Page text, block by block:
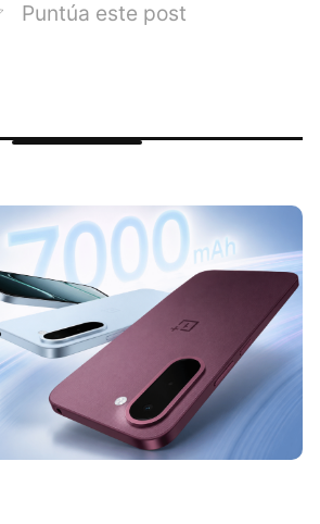
Puntúa este post